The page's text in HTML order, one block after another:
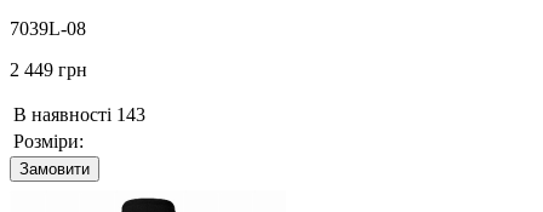
7039L-08
2 449 грн
В наявності 143
Розміри:
Замовити